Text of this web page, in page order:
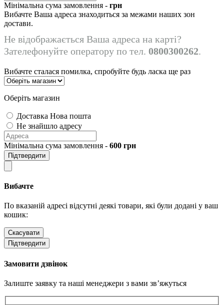
Мінімальна сума замовлення - грн
Вибачте Ваша адреса знаходиться за межами наших зон
достави.
Не відображається Ваша адреса на карті?
Зателефонуйте оператору по тел. 0800300262.
Вибачте сталася помилка, спробуйте будь ласка ще раз
Оберіть магазин
Доставка Нова пошта
Не знайшло адресу
Мінімальна сума замовлення - 600 грн
Підтвердити
Вибачте
По вказаній адресі відсутні деякі товари, які були додані у ваш
кошик:
Скасувати
Підтвердити
Замовити дзвінок
Залиште заявку та наші менеджери з вами зв’яжуться